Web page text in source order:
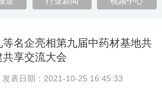
名企亮相第九届中药材基地共
共享交流大会
表日期：2021-10-25 16:45:33